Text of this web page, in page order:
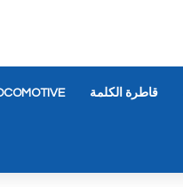
قاطرة الكلمة